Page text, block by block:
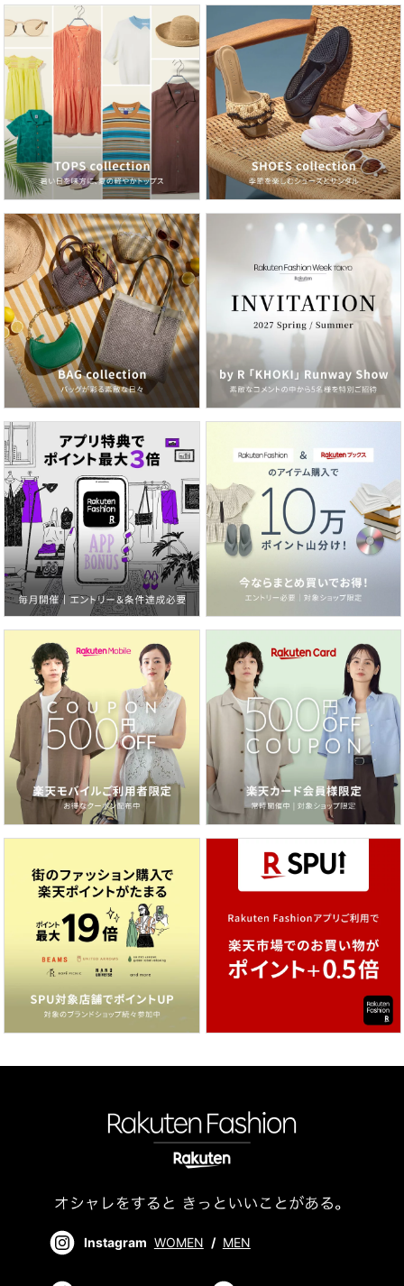
Instagram WOMEN / MEN